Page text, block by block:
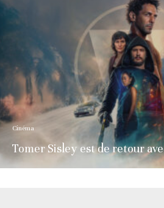
Cinéma
Tomer Sisley est de retour